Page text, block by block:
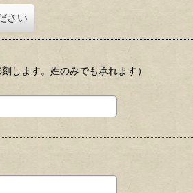
さい
します。姓のみでも承れます）